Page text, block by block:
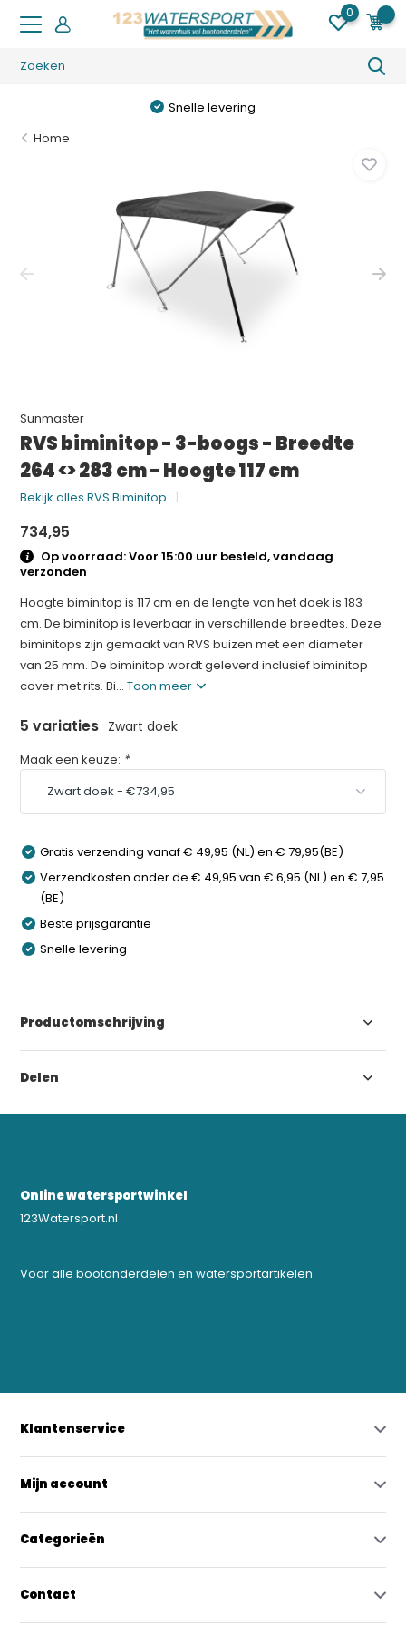
0
Snelle levering
Home
Sunmaster
RVS biminitop - 3-boogs - Breedte
264 <> 283 cm - Hoogte 117 cm
Bekijk alles RVS Biminitop
734,95
Op voorraad: Voor 15:00 uur besteld, vandaag
verzonden
Hoogte biminitop is 117 cm en de lengte van het doek is 183
cm. De biminitop is leverbaar in verschillende breedtes. Deze
biminitops zijn gemaakt van RVS buizen met een diameter
van 25 mm. De biminitop wordt geleverd inclusief biminitop
cover met rits. Bi...Toon meer
5 variaties Zwart doek
Maak een keuze: *
Gratis verzending vanaf € 49,95 (NL) en € 79,95(BE)
Verzendkosten onder de € 49,95 van € 6,95 (NL) en € 7,95
(BE)
Beste prijsgarantie
Snelle levering
Productomschrijving
Delen
Online watersportwinkel
123Watersport.nl
Voor alle bootonderdelen en watersportartikelen
Klantenservice
Mijn account
Categorieën
Contact